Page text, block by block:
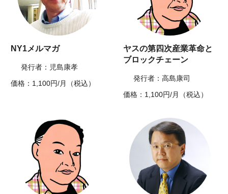
NY1メルマガ
発行者：児島康孝
価格：1,100円/月（税込）
ヤスの第四次産業革命と
ブロックチェーン
発行者：高島康司
価格：1,100円/月（税込）